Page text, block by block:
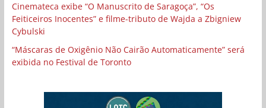
Cinemateca exibe “O Manuscrito de Saragoça”, “Os
Feiticeiros Inocentes” e filme-tributo de Wajda a Zbigniew
Cybulski
“Máscaras de Oxigênio Não Cairão Automaticamente” será
exibida no Festival de Toronto